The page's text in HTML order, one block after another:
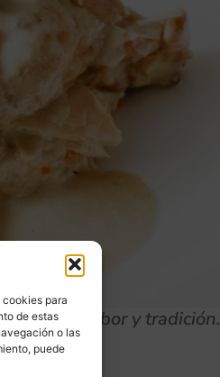
para
de estas
o las
puede
de sabor y tradición.